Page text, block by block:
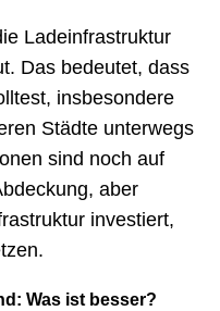
Ladeinfrastruktur
Das bedeutet, dass
insbesondere
Städte unterwegs
sind noch auf
aber
investiert,
Was ist besser?